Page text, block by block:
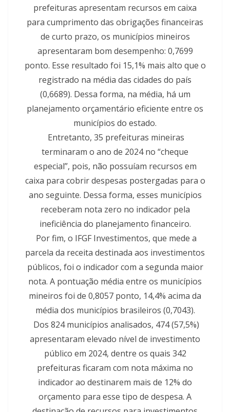
prefeituras apresentam recursos em caixa
para cumprimento das obrigações financeiras
de curto prazo, os municípios mineiros
apresentaram bom desempenho: 0,7699
ponto. Esse resultado foi 15,1% mais alto que o
registrado na média das cidades do país
(0,6689). Dessa forma, na média, há um
planejamento orçamentário eficiente entre os
municípios do estado.
Entretanto, 35 prefeituras mineiras
terminaram o ano de 2024 no “cheque
especial”, pois, não possuíam recursos em
caixa para cobrir despesas postergadas para o
ano seguinte. Dessa forma, esses municípios
receberam nota zero no indicador pela
ineficiência do planejamento financeiro.
Por fim, o IFGF Investimentos, que mede a
parcela da receita destinada aos investimentos
públicos, foi o indicador com a segunda maior
nota. A pontuação média entre os municípios
mineiros foi de 0,8057 ponto, 14,4% acima da
média dos municípios brasileiros (0,7043).
Dos 824 municípios analisados, 474 (57,5%)
apresentaram elevado nível de investimento
público em 2024, dentre os quais 342
prefeituras ficaram com nota máxima no
indicador ao destinarem mais de 12% do
orçamento para esse tipo de despesa. A